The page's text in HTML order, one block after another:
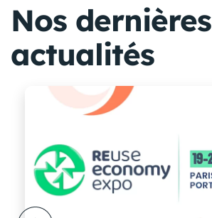
Nos dernières
actualités